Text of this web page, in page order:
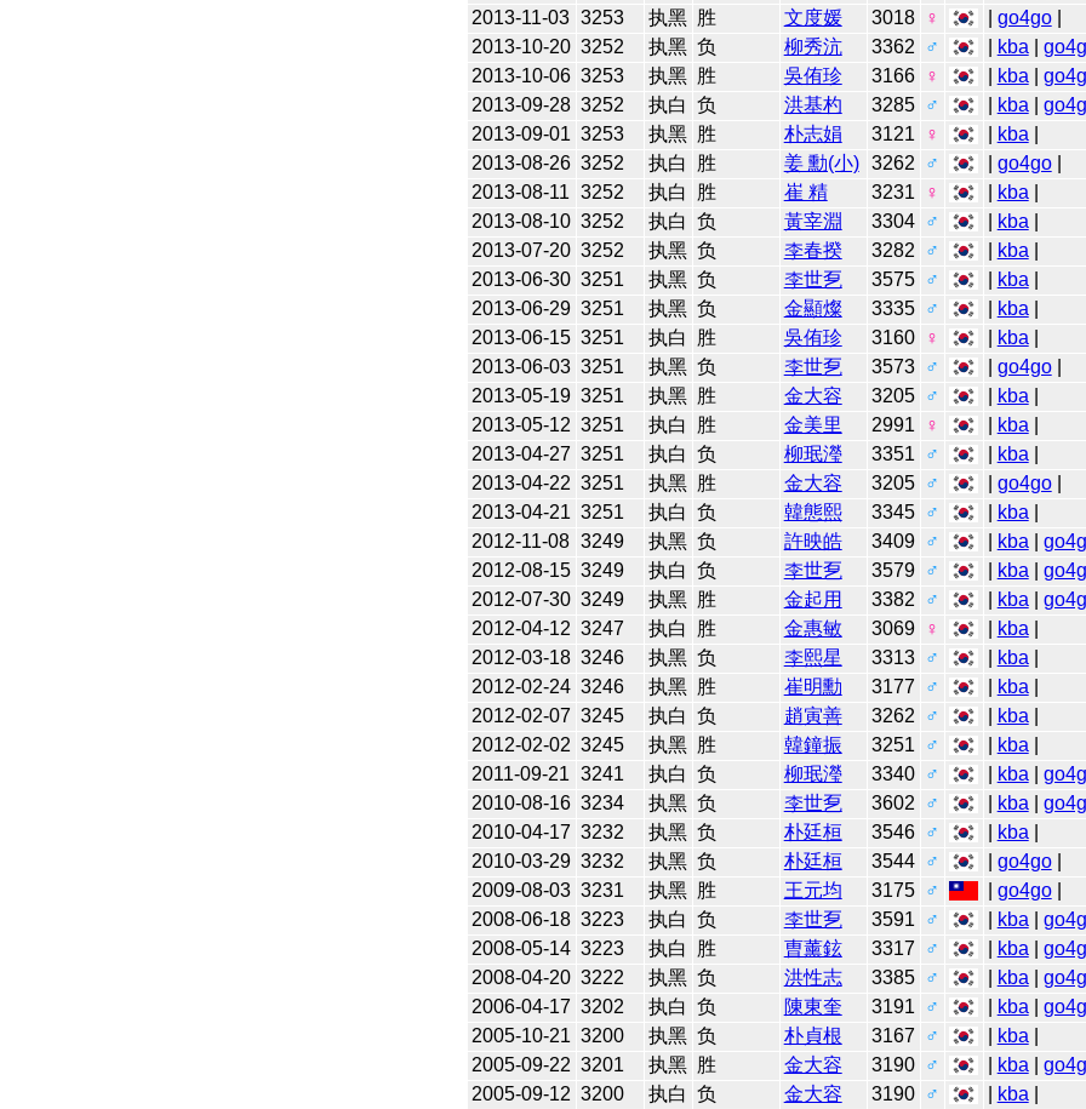
2013-11-03 3253 执黑 胜 文度媛 3018 ♀ go4go|
2013-10-20 3252 执黑 负 柳秀沆 3362 ♂ kba
2013-10-06 3253 执黑 胜 吳侑珍 3166 ♀ kba
2013-09-28 3252 执白 负 洪基杓 3285 ♂ kba
2013-09-01 3253 执黑 胜 朴志娟 3121 ♀ kba
2013-08-26 3252 执白 胜 姜 勳(小) 3262 ♂ go4go|
2013-08-11 3252 执白 胜 崔 精 3231 ♀ kba
2013-08-10 3252 执白 负 黃宰淵 3304 ♂ kba
2013-07-20 3252 执黑 负 李春揆 3282 ♂ kba
2013-06-30 3251 执黑 负 李世乭 3575 ♂ kba
2013-06-29 3251 执黑 负 金顯燦 3335 ♂ kba
2013-06-15 3251 执白 胜 吳侑珍 3160 ♀ kba
2013-06-03 3251 执黑 负 李世乭 3573 ♂ go4go|
2013-05-19 3251 执黑 胜 金大容 3205 ♂ kba
2013-05-12 3251 执白 胜 金美里 2991 ♀ kba
2013-04-27 3251 执白 负 柳珉瀅 3351 ♂ kba
2013-04-22 3251 执黑 胜 金大容 3205 ♂ go4go|
2013-04-21 3251 执白 负 韓態熙 3345 ♂ kba
2012-11-08 3249 执黑 负 許映皓 3409 ♂ kba
2012-08-15 3249 执白 负 李世乭 3579 ♂ kba
2012-07-30 3249 执黑 胜 金起用 3382 ♂ kba
2012-04-12 3247 执白 胜 金惠敏 3069 ♀ kba
2012-03-18 3246 执黑 负 李熙星 3313 ♂ kba
2012-02-24 3246 执黑 胜 崔明勳 3177 ♂ kba
2012-02-07 3245 执白 负 趙寅善 3262 ♂ kba
2012-02-02 3245 执黑 胜 韓鐘振 3251 ♂ kba
2011-09-21 3241 执白 负 柳珉瀅 3340 ♂ kba
2010-08-16 3234 执黑 负 李世乭 3602 ♂ kba
2010-04-17 3232 执黑 负 朴廷桓 3546 ♂ kba
2010-03-29 3232 执黑 负 朴廷桓 3544 ♂ go4go|
2009-08-03 3231 执黑 胜 王元均 3175 ♂ go4go|
2008-06-18 3223 执白 负 李世乭 3591 ♂ kba
2008-05-14 3223 执白 胜 曺薰鉉 3317 ♂ kba
2008-04-20 3222 执黑 负 洪性志 3385 ♂ kba
2006-04-17 3202 执白 负 陳東奎 3191 ♂ kba
2005-10-21 3200 执黑 负 朴貞根 3167 ♂ kba
2005-09-22 3201 执黑 胜 金大容 3190 ♂ kba
2005-09-12 3200 执白 负 金大容 3190 ♂ kba